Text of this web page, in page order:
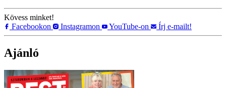
Kövess minket!
Facebookon
Instagramon YouTube-on Írj e-mailt!
Ajánló